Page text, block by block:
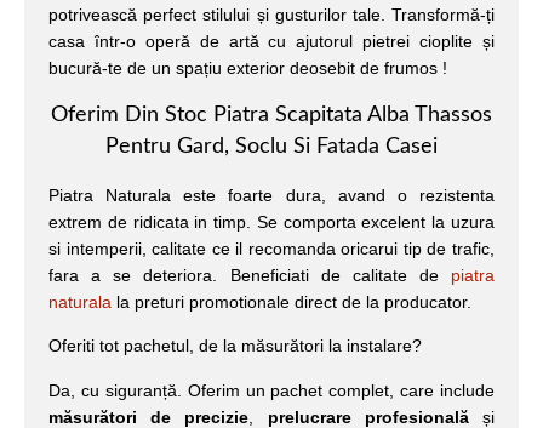
potrivească perfect stilului și gusturilor tale. Transformă-ți
casa într-o operă de artă cu ajutorul pietrei cioplite și
bucură-te de un spațiu exterior deosebit de frumos !
Oferim Din Stoc Piatra Scapitata Alba Thassos
Pentru Gard, Soclu Si Fatada Casei
Piatra Naturala este foarte dura, avand o rezistenta
extrem de ridicata in timp. Se comporta excelent la uzura
si intemperii, calitate ce il recomanda oricarui tip de trafic,
fara a se deteriora. Beneficiati de calitate de piatra
naturala la preturi promotionale direct de la producator.
Oferiti tot pachetul, de la măsurători la instalare?
Da, cu siguranță. Oferim un pachet complet, care include
măsurători de precizie
prelucrare profesionalăși